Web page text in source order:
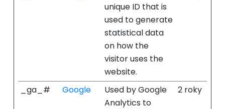
unique ID that is
used to generate
statistical data
on how the
visitor uses the
website.
_ga_# Google
Used by Google
Analytics to
2 roky